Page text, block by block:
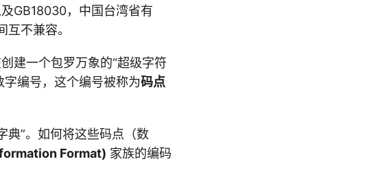
GB18030，中国台湾省有
不兼容。
建一个包罗万象的“超级字符
编号，这个编号被称为码点
典”。如何将这些码点（数
Format) 家族的编码